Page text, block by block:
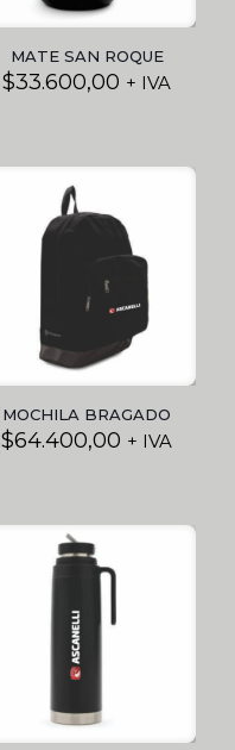
MATE SAN ROQUE
$33.600,00 + IVA
MOCHILA BRAGADO
$64.400,00 + IVA